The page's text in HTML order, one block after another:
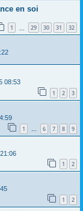
en soi
1 29 30 31 32
08:53
1 2 3
1 … 6 7 8 9
1 2
1 2